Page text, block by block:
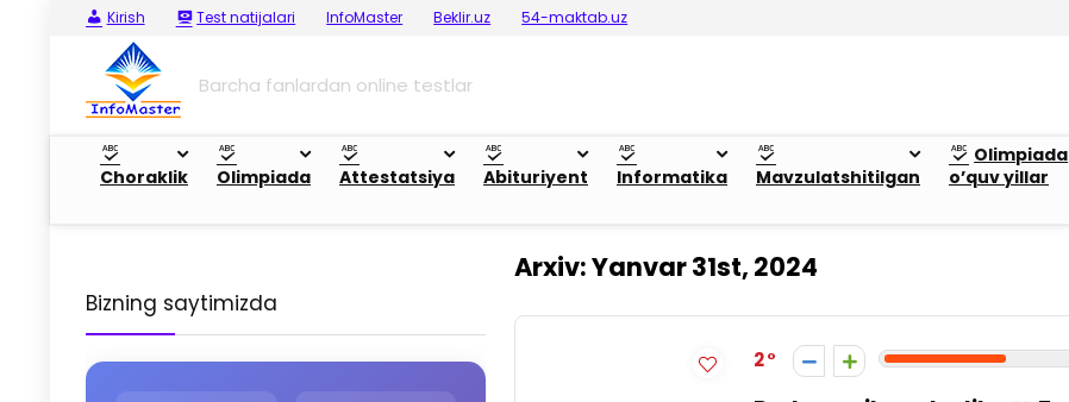
Kirish Test natijalari InfoMaster Beklir.uz 54-maktab.uz
Barcha fanlardan online testlar
Choraklik Olimpiada Attestatsiya Abituriyent Informatika Mavzulatshitilgan
Olimpiada
o’quv yillar
Arxiv:Yanvar 31st, 2024
2
Bizning saytimizda